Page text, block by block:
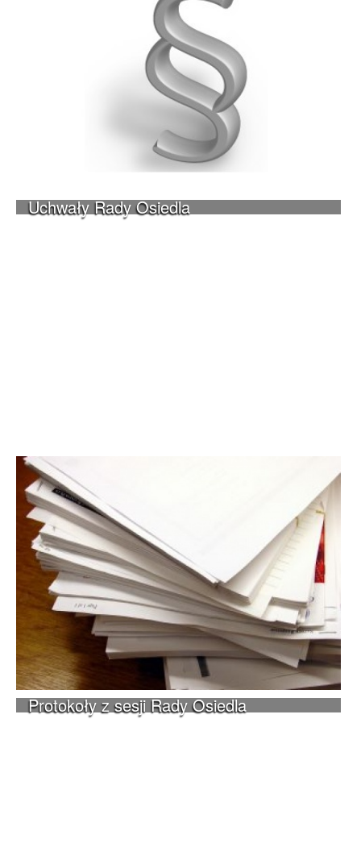
Uchwały Rady Osiedla
Protokoły z sesji Rady Osiedla